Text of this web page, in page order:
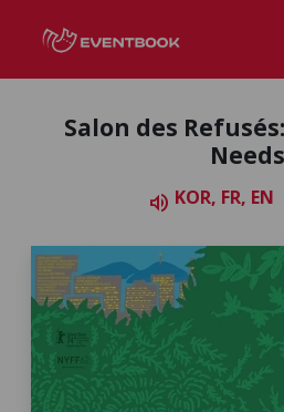
Salon des
Needs
volume_up KOR, FR, EN